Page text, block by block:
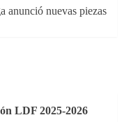
anunció nuevas piezas
LDF 2025-2026